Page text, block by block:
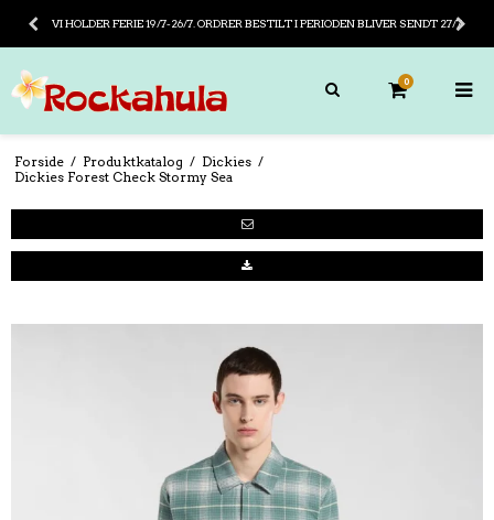
VI HOLDER FERIE 19/7-26/7. ORDRER BESTILT I PERIODEN BLIVER SENDT 27/7
0
Forside / Produktkatalog / Dickies /
Dickies Forest Check Stormy Sea